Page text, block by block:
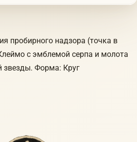
пробирного надзора (точка в
с эмблемой серпа и молота
звезды. Форма: Круг